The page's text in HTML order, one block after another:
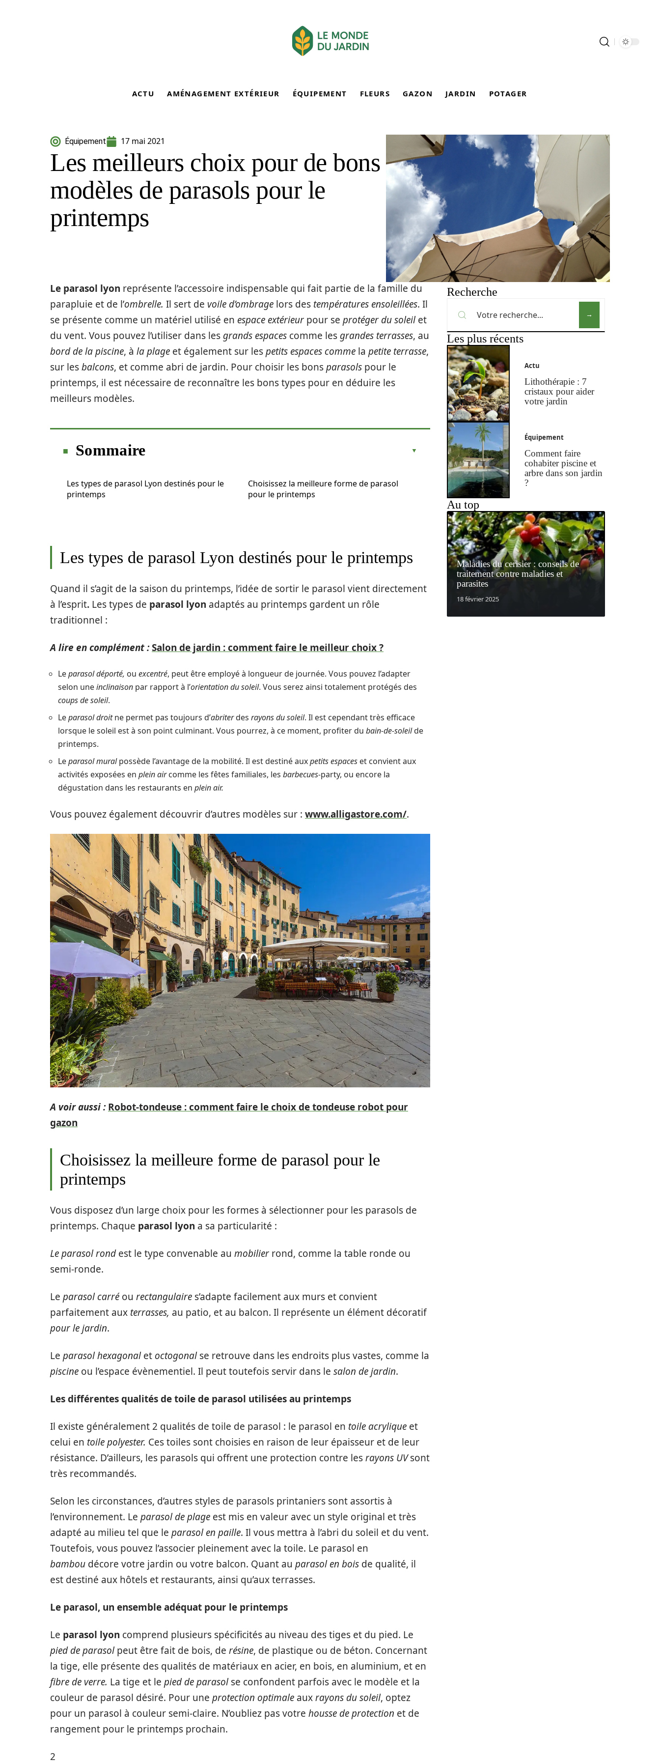
ACTU AMÉNAGEMENT EXTÉRIEUR ÉQUIPEMENT FLEURS GAZON JARDIN POTAGER
Équipement 17 mai 2021
Les meilleurs choix pour de bons
modèles de parasols pour le
printemps
Le parasol lyon représente l’accessoire indispensable qui fait partie de la famille du
parapluie et de l’ombrelle. Il sert de voile d’ombrage lors des températures ensoleillées. Il
se présente comme un matériel utilisé en espace extérieur pour se protéger du soleilet
du vent. Vous pouvez l’utiliser dans les grands espaces comme les grandes terrasses, au
bord de la piscine, à la plage et également sur lespetits espaces comme la petite terrasse,
sur lesbalcons, et comme abri de jardin. Pour choisir les bonsparasols pour le
printemps, il est nécessaire de reconnaître les bons types pour en déduire les
meilleurs modèles.
Sommaire
Les types de parasol Lyon destinés pour le
printemps
Choisissez la meilleure forme de parasol
pour le printemps
Les types de parasol Lyon destinés pour le printemps
Quand il s’agit de la saison du printemps, l’idée de sortir le parasol vient directement
à l’esprit. Les types de parasol lyon adaptés au printemps gardent un rôle
traditionnel :
A lire en complément :Salon de jardin : comment faire le meilleur choix ?
Leparasol déporté, ou excentré, peut être employé à longueur de journée. Vous pouvez l’adapter
selon uneinclinaison par rapport à l’orientation du soleil. Vous serez ainsi totalement protégés des
coups de soleil.
Leparasol droitne permet pas toujours d’abriterdes rayons du soleil. Il est cependant très efficace
lorsque le soleil est à son point culminant. Vous pourrez, à ce moment, profiter du bain-de-soleilde
printemps.
Leparasol muralpossède l’avantage de la mobilité. Il est destiné auxpetits espaces et convient aux
activités exposées en plein aircomme les fêtes familiales, les barbecues-party, ou encore la
dégustation dans les restaurants en plein air.
Vous pouvez également découvrir d’autres modèles sur : www.alligastore.com/.
A voir aussi : Robot-tondeuse : comment faire le choix de tondeuse robot pour
gazon
Choisissez la meilleure forme de parasol pour le
printemps
Vous disposez d’un large choix pour les formes à sélectionner pour les parasols de
printemps. Chaque parasol lyon a sa particularité :
Le parasol rondest le type convenable au mobilier rond, comme la table ronde ou
semi-ronde.
Le parasol carré ou rectangulaire s’adapte facilement aux murs et convient
parfaitement aux terrasses, au patio, et au balcon. Il représente un élément décoratif
pour le jardin.
Le parasol hexagonalet octogonalse retrouve dans les endroits plus vastes, comme la
piscine ou l’espace évènementiel. Il peut toutefois servir dans le salon de jardin.
Les différentes qualités de toile de parasol utilisées au printemps
Il existe généralement 2 qualités de toile de parasol : le parasol en toile acrylique et
celui en toile polyester. Ces toiles sont choisies en raison de leur épaisseur et de leur
résistance. D’ailleurs, les parasols qui offrent une protection contre lesrayons UVsont
très recommandés.
Selon les circonstances, d’autres styles de parasols printaniers sont assortis à
l’environnement. Le parasol de plage est mis en valeur avec un style original et très
adapté au milieu tel que le parasol en paille. Il vous mettra à l’abri du soleil et du vent.
Toutefois, vous pouvez l’associer pleinement avec la toile. Le parasol en
bambou décore votre jardin ou votre balcon. Quant au parasol en bois de qualité, il
est destiné aux hôtels et restaurants, ainsi qu’aux terrasses.
Le parasol, un ensemble adéquat pour le printemps
Le parasol lyon comprend plusieurs spécificités au niveau des tiges et du pied. Le
pied de parasolpeut être fait de bois, de résine, de plastique ou de béton. Concernant
la tige, elle présente des qualités de matériaux en acier, en bois, en aluminium, et en
fibre de verre. La tige et le pied de parasolse confondent parfois avec le modèle et la
couleur de parasol désiré. Pour une protection optimale auxrayons du soleil, optez
pour un parasol à couleur semi-claire. N’oubliez pas votre housse de protection et de
rangement pour le printemps prochain.
2
Recherche
Les plus récents
Actu
Lithothérapie : 7
cristaux pour aider
votre jardin
Équipement
Comment faire
cohabiter piscine et
arbre dans son jardin
?
Au top
Maladies du cerisier : conseils de
traitement contre maladies et
parasites
18 février 2025